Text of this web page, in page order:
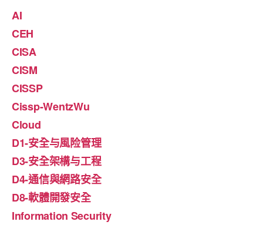
AI
CEH
CISA
CISM
CISSP
Cissp-WentzWu
Cloud
D1-安全与風险管理
D3-安全架構与工程
D4-通信與網路安全
D8-軟體開發安全
Information Security